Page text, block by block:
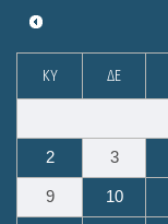
ΚΥ ΔΕ
2 3
9 10